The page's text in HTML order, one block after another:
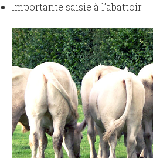
Importante saisie à l’abattoir